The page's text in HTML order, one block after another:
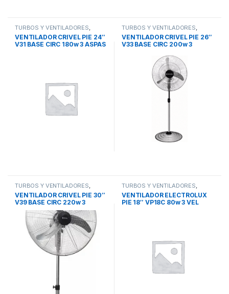
TURBOS Y VENTILADORES,
VENTILADOR DE PIE
VENTILADOR CRIVEL PIE 24″
V31 BASE CIRC 180w 3 ASPAS
TURBOS Y VENTILADORES,
VENTILADOR DE PIE
VENTILADOR CRIVEL PIE 26″
V33 BASE CIRC 200w 3
TURBOS Y VENTILADORES
VENTILADOR CRIVEL PIE 30″
V39 BASE CIRC 220w 3
ASPAS MET TIPO AVION
1.75cm
TURBOS Y VENTILADORES
VENTILADOR ELECTROLUX
PIE 18″ VP18C 80w 3 VEL